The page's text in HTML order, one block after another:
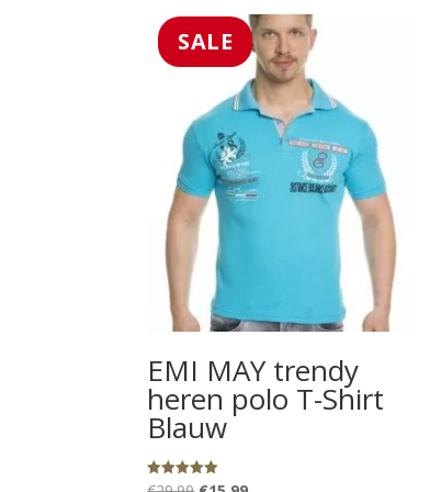
SALE
EMI MAY trendy
heren polo T-Shirt
Blauw
Gewaardeerd